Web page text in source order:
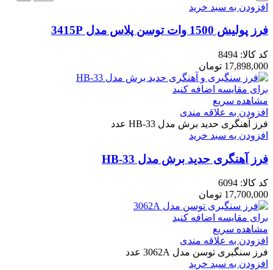
افزودن به سبد خرید
فرز پولیش 1500 وات توسن پلاس مدل 3415P
کد کالا: 8494
17,898,000 تومان
برای مقایسه اضافه کنید
مشاهده سریع
افزودن به علاقه مندی
فرز آهنگری حدید برش مدل HB-33 عدد
افزودن به سبد خرید
فرز آهنگری حدید برش مدل HB-33
کد کالا: 6094
17,700,000 تومان
برای مقایسه اضافه کنید
مشاهده سریع
افزودن به علاقه مندی
فرز سنگبری توسن مدل 3062A عدد
افزودن به سبد خرید